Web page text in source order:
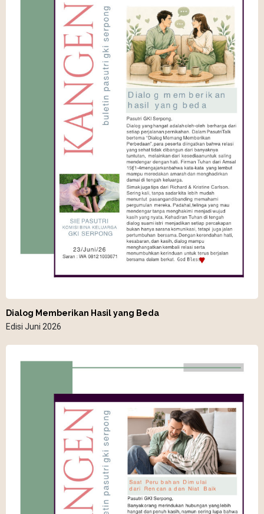
Dialog Memberikan Hasil yang Beda
Edisi Juni 2026